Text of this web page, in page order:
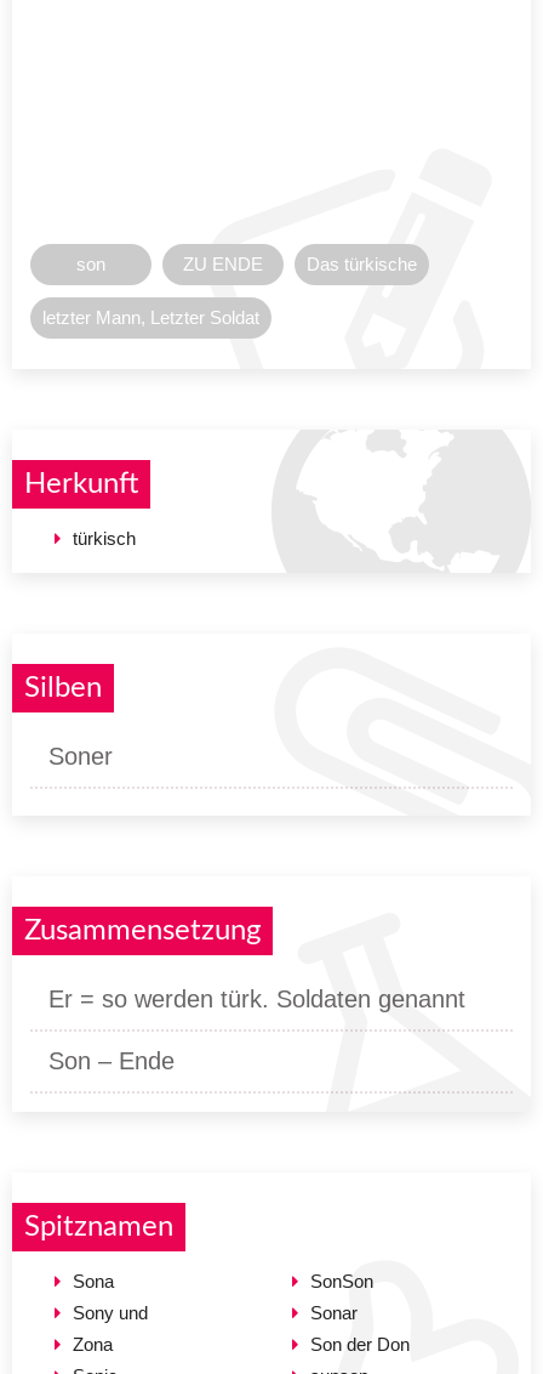
son ZU ENDE Das türkische
letzter Mann, Letzter Soldat
Herkunft
türkisch
Silben
Soner
Zusammensetzung
Er = so werden türk. Soldaten genannt
Son – Ende
Spitznamen
Sona
Sony und
Zona
SonSon
Sonar
Son der Don